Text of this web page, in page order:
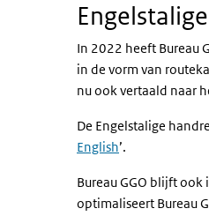
In 2022 heeft Bureau
in de vorm van
nu ook vertaald naar
De Engelstalige
English’.
Bureau GGO blijft
optimaliseert Bureau